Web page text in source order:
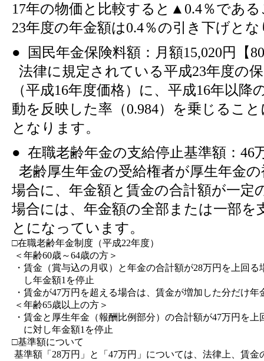
17年の物価と比較すると▲0.4％であ
23年度の年金額は0.4％の引き下げと
● 国民年金保険料額：月額15,020円【
法律に規定されている平成23年度の
（平成16年度価格）に、平成16年以降
動を反映した率（0.984）を乗じること
となります。
● 在職老齢年金の支給停止基準額：46
老齢厚生年金の受給権者が厚生年金
場合に、年金額と賃金の合計額が一定
場合には、年金額の全部または一部を
とになっています。
□在職老齢年金制度（平成22年度）
＜年齢60歳～64歳の方＞
・ 賃金（賞与込の月収）と年金の合計額が28万円を上回る
し年金額1を停止
・ 賃金が47万円を超える場合は、賃金が増加した分だけ年
＜年齢65歳以上の方＞
・ 賃金と厚生年金（報酬比例部分）の合計額が47万円を上
に対し年金額1を停止
□基準額について
基準額「28万円」と「47万円」については、法律上、賃金